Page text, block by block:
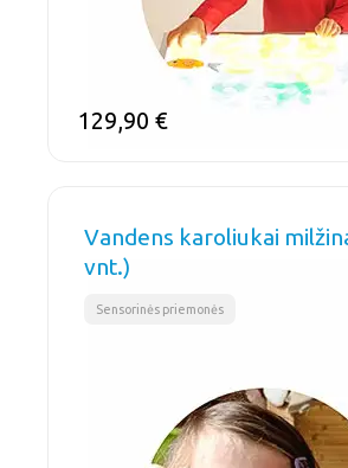
129,90 €
Vandens karoliukai
vnt.)
Sensorinės priemonės